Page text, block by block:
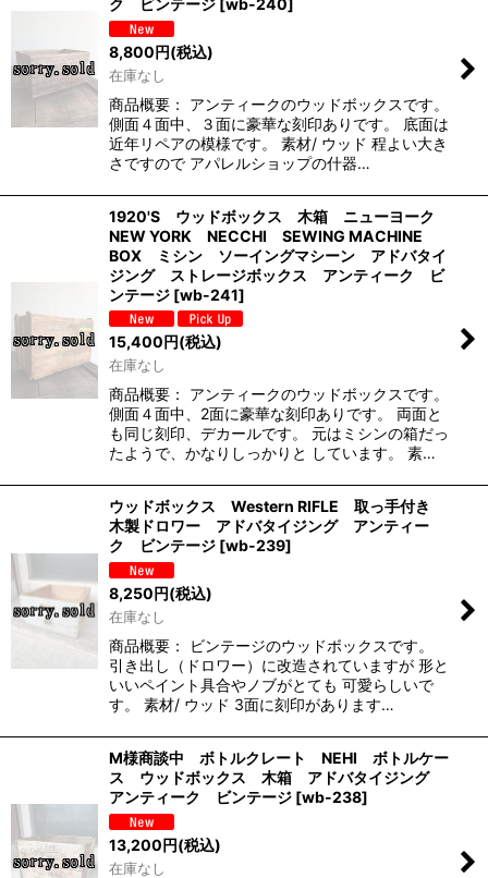
8,800円(税込)
在庫なし
商品概要： アンティークのウッドボックスです。
側面４面中、３面に豪華な刻印ありです。 底面は
近年リペアの模様です。 素材/ ウッド 程よい大き
さですので アパレルショップの什器…
1920'S ウッドボックス 木箱 ニューヨーク
NEW YORK NECCHI SEWING MACHINE
BOX ミシン ソーイングマシーン アドバタイ
ジング ストレージボックス アンティーク ビ
ンテージ [wb-241]
15,400円(税込)
在庫なし
商品概要： アンティークのウッドボックスです。
側面４面中、2面に豪華な刻印ありです。 両面と
も同じ刻印、デカールです。 元はミシンの箱だっ
たようで、かなりしっかりと しています。 素…
ウッドボックス Western RIFLE 取っ手付き
木製ドロワー アドバタイジング アンティー
ク ビンテージ [wb-239]
8,250円(税込)
在庫なし
商品概要： ビンテージのウッドボックスです。
引き出し（ドロワー）に改造されていますが 形と
いいペイント具合やノブがとても 可愛らしいで
す。 素材/ ウッド 3面に刻印があります…
M様商談中 ボトルクレート NEHI ボトルケー
ス ウッドボックス 木箱 アドバタイジング
アンティーク ビンテージ [wb-238]
13,200円(税込)
在庫なし